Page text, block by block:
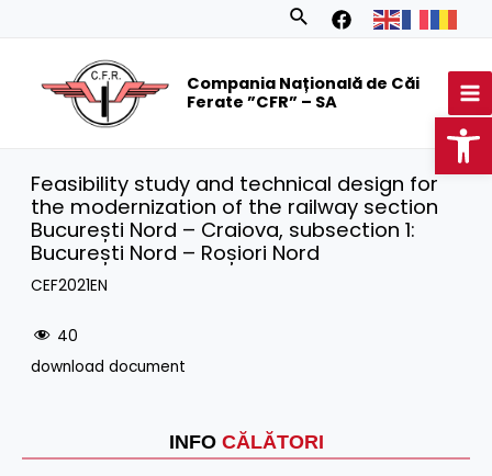
Search
Compania Națională de Căi
Ferate ”CFR” – SA
INFO CĂLĂTORI
Feasibility study and technical design for
the modernization of the railway section
București Nord – Craiova, subsection 1:
București Nord – Roșiori Nord
CEF2021EN
40
download document